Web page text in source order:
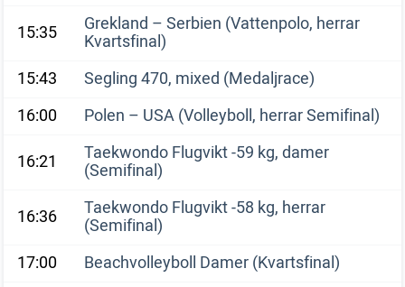
15:35
Grekland – Serbien (Vattenpolo, herrar
Kvartsfinal)
15:43
Segling 470, mixed (Medaljrace)
16:00
Polen – USA (Volleyboll, herrar Semifinal)
16:21
Taekwondo Flugvikt -59 kg, damer
(Semifinal)
16:36
Taekwondo Flugvikt -58 kg, herrar
(Semifinal)
17:00
Beachvolleyboll Damer (Kvartsfinal)